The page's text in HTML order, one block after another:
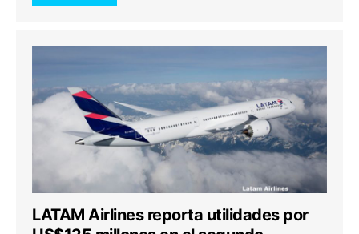
LATAM Airlines reporta utilidades por